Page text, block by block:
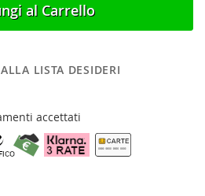
al Carrello
LISTA DESIDERI
accettati